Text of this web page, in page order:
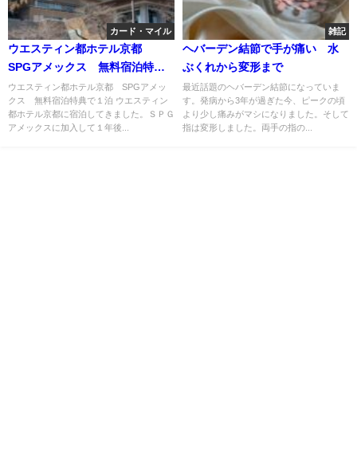
カード・マイル
ウエスティン都ホテル京都
SPGアメックス 無料宿泊特典
で１泊
ウエスティン都ホテル京都 SPGアメッ
クス 無料宿泊特典で１泊 ウエスティン
都ホテル京都に宿泊してきました。ＳＰＧ
アメックスに加入して１年後...
雑記
ヘバーデン結節で手が痛い 水
ぶくれから変形まで
最近話題のヘバーデン結節になっていま
す。発病から3年が過ぎた今、ピークの頃
より少し痛みがマシになりました。そして
指は変形しました。両手の指の...